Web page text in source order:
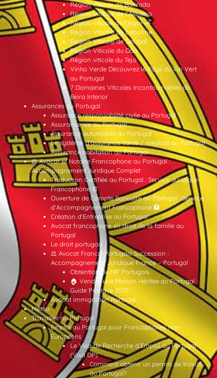
Région viticole de Bairrada
Région Viticole de l’Alentejo
Région viticole de l’Algarve
Région Viticole de Lisbonne
Région Viticole de Setúbal
Région Viticole du Dão
Région viticole du Tejo
Vinho Verde Découvrez le Pays du Vin Vert
au Portugal
7 Domaines Viticoles Incontournables de
Beira Interior
Assurances au Portugal
Assurance responsabilité civile au Portugal
Assurance vie au Portugal
Assurance automobile au Portugal
Le système d’assurance santé / médical au Portugal
Assurance habitation au Portugal
⚖️ Avocat et Notaire Francophone au Portugal :
Accompagnement Juridique Complet
Traduction Certifiée au Portugal : Service Juridique
Francophone 📄
Ouverture de Compte Bancaire au Portugal : Service
d’Accompagnement Francophone 🏦
Création d’Entreprise au Portugal
Avocat francophone en droit de la famille au
Portugal
Le droit portugais
⚖️ Avocat Franco-Portugais Succession :
Accompagnement Juridique France – Portugal
Obtention du NIF Portugais
🏠 Vendre une Maison Héritée au Portugal :
Guide Pratique 2025
Avocat immigration Portugal
Météo
Travailler au Portugal
Emploi au Portugal pour Francophones Non-
Européens
Le Visa de Recherche d’Emploi au Portugal
(Visa DP)
Comment obtenir un permis de travail
au Portugal?